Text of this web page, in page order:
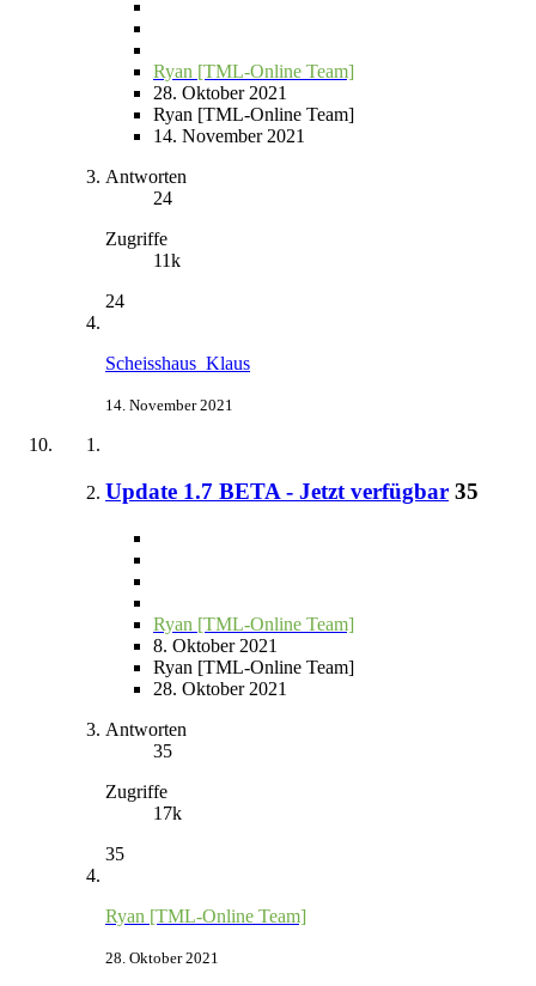
Ryan [TML-Online Team]
28. Oktober 2021
Ryan [TML-Online Team]
14. November 2021
Antworten
24
Zugriffe
11k
24
Scheisshaus_Klaus
14. November 2021
Update 1.7 BETA - Jetzt verfügbar 35
Ryan [TML-Online Team]
8. Oktober 2021
Ryan [TML-Online Team]
28. Oktober 2021
Antworten
35
Zugriffe
17k
35
Ryan [TML-Online Team]
28. Oktober 2021